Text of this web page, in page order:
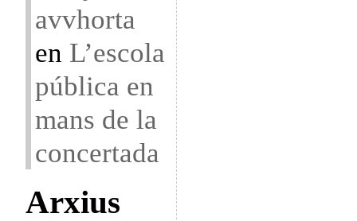
avvhorta
en L’escola
pública en
mans de la
concertada
Arxius